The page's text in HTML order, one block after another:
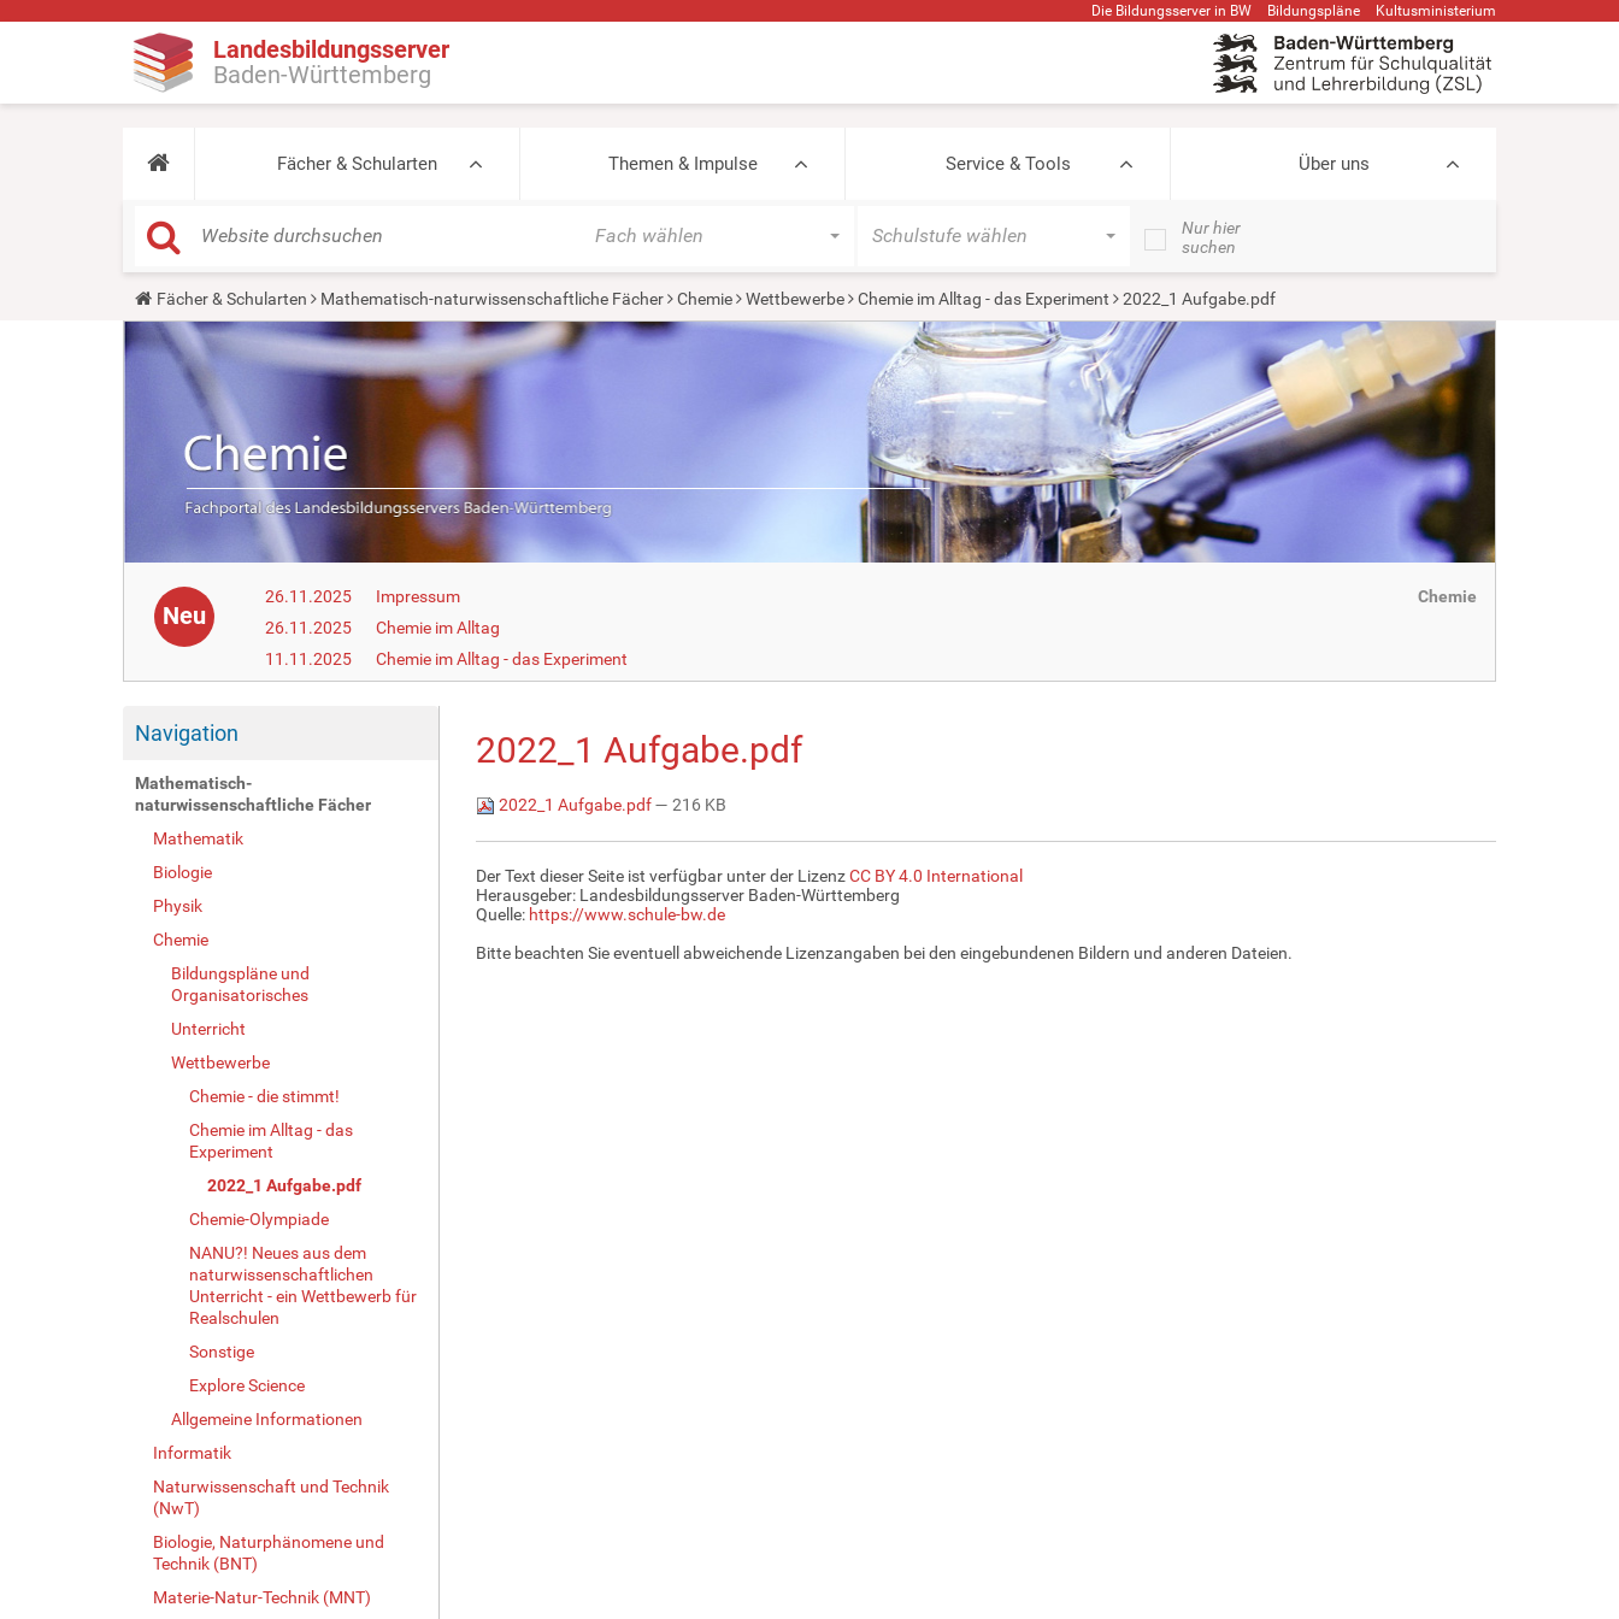
Die Bildungsserver in BW Bildungspläne Kultusministerium
Landesbildungsserver
Baden-Württemberg
Fächer & Schularten Themen & Impulse Service & Tools Über uns
Fach wählen Schulstufe wählen
Nur hier
suchen
Y
o
a
Fächer & Schularten Mathematisch-naturwissenschaftliche Fächer Chemie Wettbewerbe Chemie im Alltag - das Experiment 2022_1 Aufgabe.pdf
Neu
26.11.2025
Impressum
26.11.2025
Chemie im Alltag
11.11.2025
Chemie im Alltag - das Experiment
Chemie
Navigation
Mathematisch-
naturwissenschaftliche Fächer
Mathematik
Biologie
Physik
Chemie
Bildungspläne und
Organisatorisches
Unterricht
Wettbewerbe
Chemie - die stimmt!
Chemie im Alltag - das
Experiment
2022_1 Aufgabe.pdf
Chemie-Olympiade
NANU?! Neues aus dem
naturwissenschaftlichen
Unterricht - ein Wettbewerb für
Realschulen
Sonstige
Explore Science
Allgemeine Informationen
Informatik
Naturwissenschaft und Technik
(NwT)
Biologie, Naturphänomene und
Technik (BNT)
Materie-Natur-Technik (MNT)
2022_1 Aufgabe.pdf
2022_1 Aufgabe.pdf— 216 KB
Der Text dieser Seite ist verfügbar unter der LizenzCC BY 4.0 International
Herausgeber: Landesbildungsserver Baden-Württemberg
Quelle: https://www.schule-bw.de
Bitte beachten Sie eventuell abweichende Lizenzangaben bei den eingebundenen Bildern und anderen Dateien.